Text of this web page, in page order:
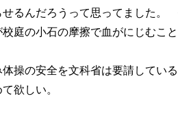
るんだろうって思ってました
庭の小石の摩擦で血がにじむこ
操の安全を文科省は要請している
欲しい。